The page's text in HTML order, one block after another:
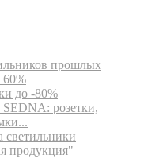
прошлых
60%
до -80%
розетки,
светильники
продукция"